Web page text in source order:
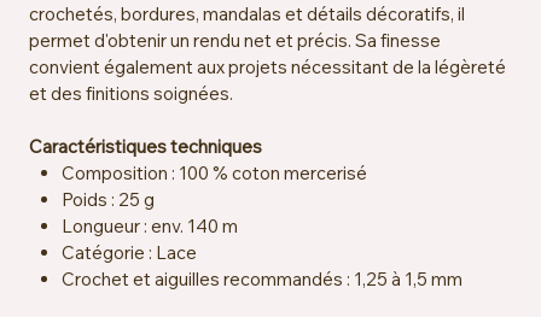
crochetés, bordures, mandalas et détails décoratifs, il
permet d'obtenir un rendu net et précis. Sa finesse
convient également aux projets nécessitant de la légèreté
et des finitions soignées.
Caractéristiques techniques
Composition : 100 % coton mercerisé
Poids : 25 g
Longueur : env. 140 m
Catégorie : Lace
Crochet et aiguilles recommandés : 1,25 à 1,5 mm